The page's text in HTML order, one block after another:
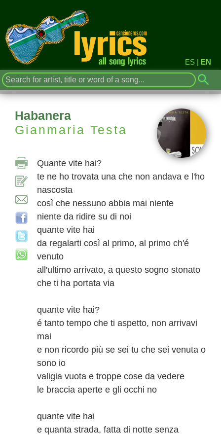
ES | EN
Habanera
Gianmaria Testa
Quante vite hai?
te ne ho trovata una che non andava e l'ho
nascosta
così che nessuno abbia mai niente
niente da ridire su di noi
quante vite hai
da regalarti così al primo, al primo ch'é
venuto
all'ultimo arrivato, a questo sogno stonato
che ti ha portata via
quante vite hai?
é tanto tempo che ti aspetto, non arrivavi
mai
e non ricordo più se sei tu che sei venuta o
sono io
valigia vuota e troppe cose da vedere
le braccia aperte e gli occhi no
quante vite hai
e quanta strada, fatta di notte senza